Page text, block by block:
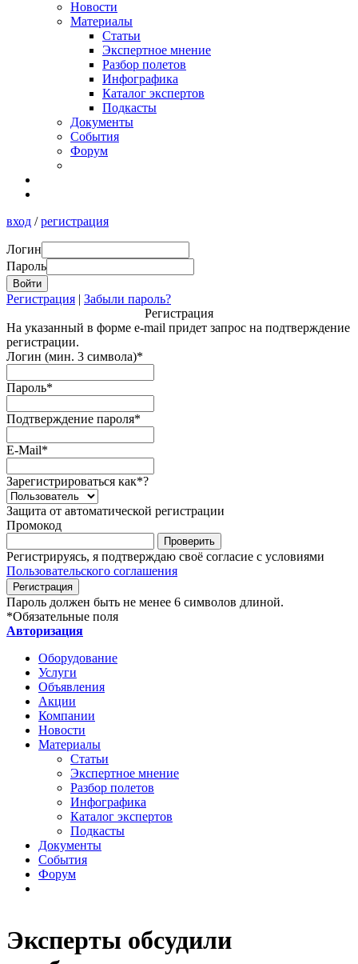
Эксперты обсудили
Новости
Материалы
Статьи
Экспертное мнение
Разбор полетов
Инфографика
Каталог экспертов
Подкасты
Документы
События
Форум
вход /регистрация
Логин
Пароль
Регистрация | Забыли пароль?
Регистрация
На указанный в форме e-mail придет запрос на подтверждение
регистрации.
Логин (мин. 3 символа)*
Пароль*
Подтверждение пароля*
E-Mail*
Зарегистрироваться как*?
Защита от автоматической регистрации
Промокод
Регистрируясь, я подтверждаю своё согласие с условиями
Пользовательского соглашения
Пароль должен быть не менее 6 символов длиной.
*Обязательные поля
Авторизация
Оборудование
Услуги
Объявления
Акции
Компании
Новости
Материалы
Статьи
Экспертное мнение
Разбор полетов
Инфографика
Каталог экспертов
Подкасты
Документы
События
Форум